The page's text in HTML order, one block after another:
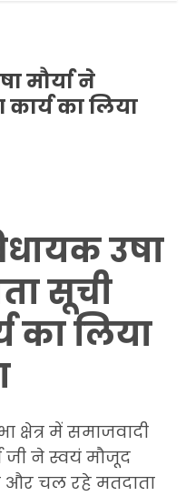
मौर्या ने
का लिया
उषा
सूची
का लिया
में समाजवादी
जी ने स्वयं मौजूद
और चल रहे मतदाता